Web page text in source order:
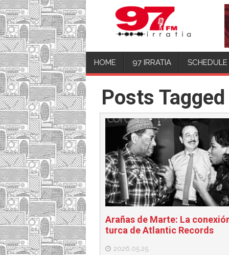
HOME 97 IRRATIA SCHEDULE
Posts
Arañas de Marte: La
turca de Atlantic Records
2026.05.25